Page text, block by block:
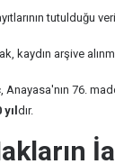
tutulduğu
kaydın arşive
Anayasa'nın 76.
dır.